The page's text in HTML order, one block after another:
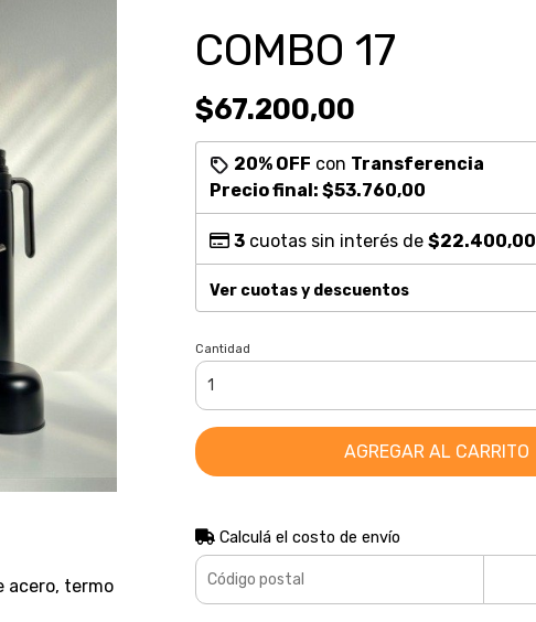
acero, termo
COMBO 17
$67.200,00
20% OFF con Transferencia
Precio final: $53.760,00
3cuotas sin interés de $22.400,00
Ver cuotas y descuentos
Cantidad
AGREGAR AL CARRITO
Calculá el costo de envío